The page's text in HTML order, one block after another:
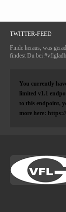
TWITTER-FEED
Finde heraus, was
findest Du bei
You currently
limited v1.1
to this endpoint,
more here: